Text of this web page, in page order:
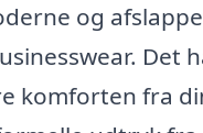
og
Det
komforten fra